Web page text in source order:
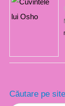
Căutare pe site